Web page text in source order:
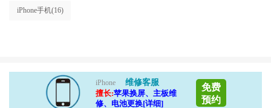
iPhone手机(16)
iPhone
维修客服
擅长:苹果换屏、主板维
修、电池更换[详细]
免费
预约